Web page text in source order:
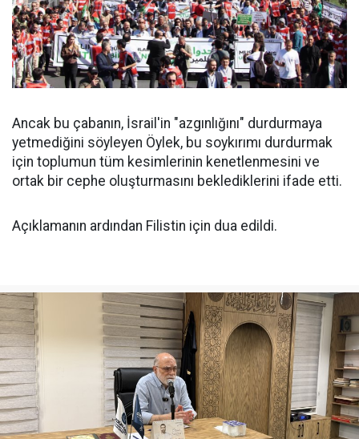
Ancak bu çabanın, İsrail'in "azgınlığını" durdurmaya
yetmediğini söyleyen Öylek, bu soykırımı durdurmak
için toplumun tüm kesimlerinin kenetlenmesini ve
ortak bir cephe oluşturmasını beklediklerini ifade etti.
Açıklamanın ardından Filistin için dua edildi.